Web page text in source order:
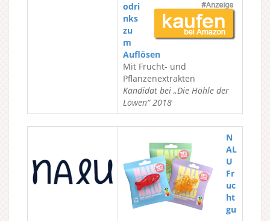
odri
nks
zu
m
Auflösen
Mit Frucht- und
Pflanzenextrakten
Kandidat bei „Die Höhle der
Löwen“ 2018
N
AL
U
Fr
uc
ht
gu